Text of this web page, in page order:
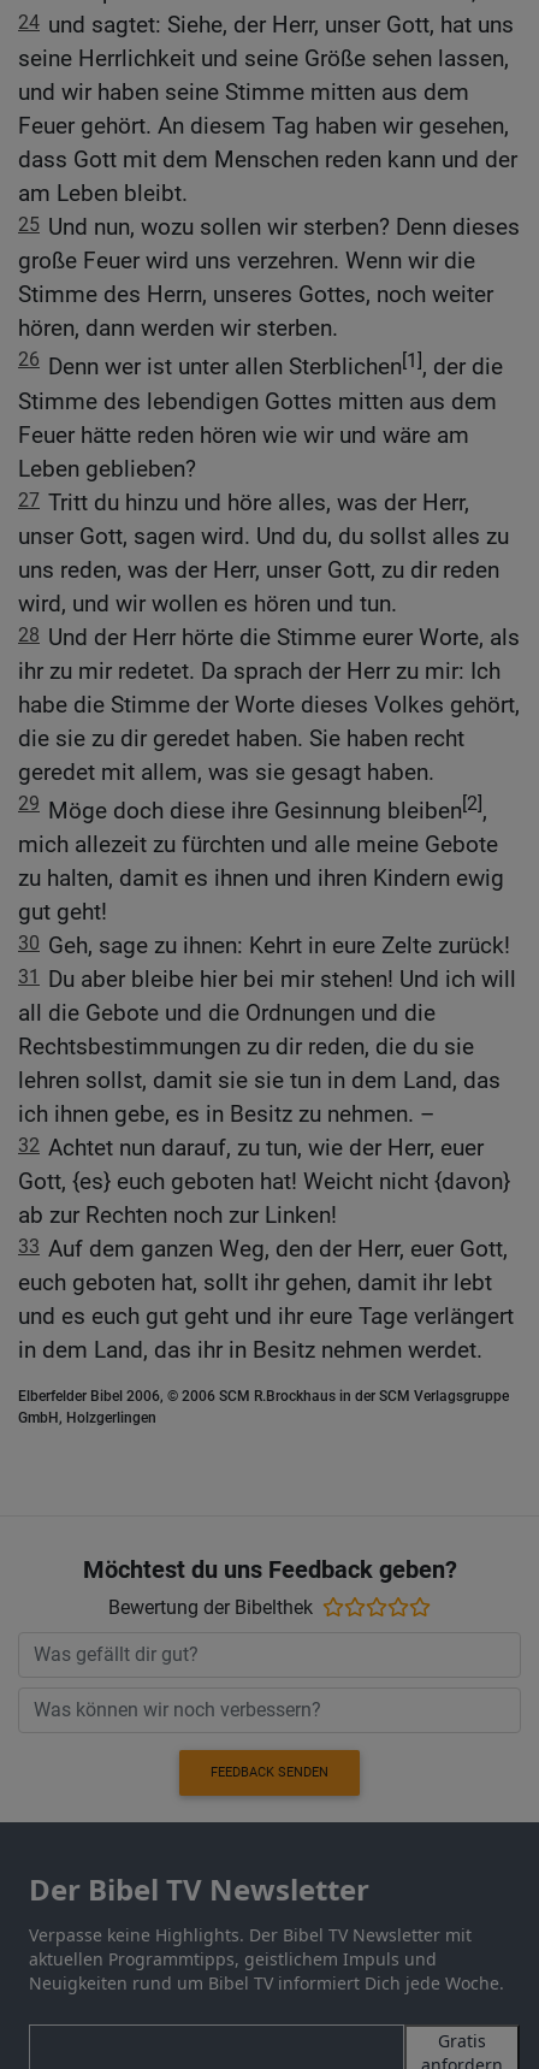
24 und sagtet: Siehe, der Herr, unser Gott, hat uns
seine Herrlichkeit und seine Größe sehen lassen,
und wir haben seine Stimme mitten aus dem
Feuer gehört. An diesem Tag haben wir gesehen,
dass Gott mit dem Menschen reden kann und der
am Leben bleibt.
25 Und nun, wozu sollen wir sterben? Denn dieses
große Feuer wird uns verzehren. Wenn wir die
Stimme des Herrn, unseres Gottes, noch weiter
hören, dann werden wir sterben.
26 Denn wer ist unter allen Sterblichen[1], der die
Stimme des lebendigen Gottes mitten aus dem
Feuer hätte reden hören wie wir und wäre am
Leben geblieben?
27 Tritt du hinzu und höre alles, was der Herr,
unser Gott, sagen wird. Und du, du sollst alles zu
uns reden, was der Herr, unser Gott, zu dir reden
wird, und wir wollen es hören und tun.
28 Und der Herr hörte die Stimme eurer Worte, als
ihr zu mir redetet. Da sprach der Herr zu mir: Ich
habe die Stimme der Worte dieses Volkes gehört,
die sie zu dir geredet haben. Sie haben recht
geredet mit allem, was sie gesagt haben.
29 Möge doch diese ihre Gesinnung bleiben[2],
mich allezeit zu fürchten und alle meine Gebote
zu halten, damit es ihnen und ihren Kindern ewig
gut geht!
30 Geh, sage zu ihnen: Kehrt in eure Zelte zurück!
31 Du aber bleibe hier bei mir stehen! Und ich will
all die Gebote und die Ordnungen und die
Rechtsbestimmungen zu dir reden, die du sie
lehren sollst, damit sie sie tun in dem Land, das
ich ihnen gebe, es in Besitz zu nehmen. –
32 Achtet nun darauf, zu tun, wie der Herr, euer
Gott, {es} euch geboten hat! Weicht nicht {davon}
ab zur Rechten noch zur Linken!
33 Auf dem ganzen Weg, den der Herr, euer Gott,
euch geboten hat, sollt ihr gehen, damit ihr lebt
und es euch gut geht und ihr eure Tage verlängert
in dem Land, das ihr in Besitz nehmen werdet.
Elberfelder Bibel 2006, © 2006 SCM R.Brockhaus in der SCM Verlagsgruppe
GmbH, Holzgerlingen
Möchtest du uns Feedback geben?
Bewertung der Bibelthek
FEEDBACK SENDEN
Der Bibel TV Newsletter
Verpasse keine Highlights. Der Bibel TV Newsletter mit
aktuellen Programmtipps, geistlichem Impuls und
Neuigkeiten rund um Bibel TV informiert Dich jede Woche.
Gratis